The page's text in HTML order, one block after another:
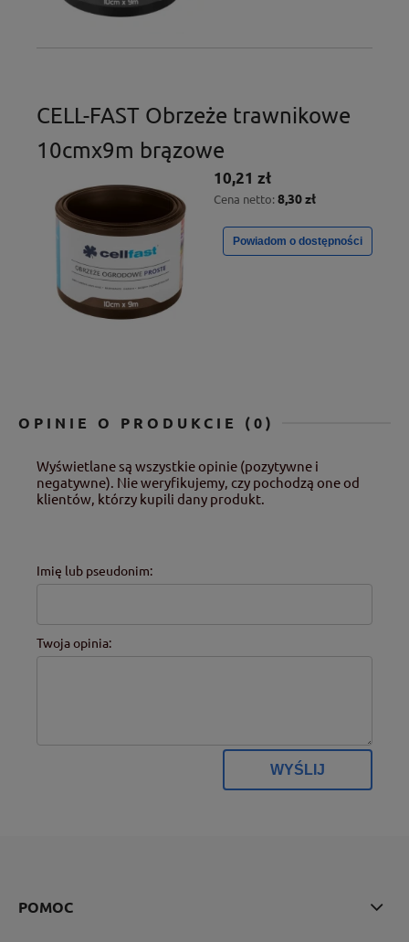
CELL-FAST Obrzeże trawnikowe
10cmx9m brązowe
10,21 zł
Cena netto: 8,30 zł
Powiadom o dostępności
OPINIE O PRODUKCIE (0)
Wyświetlane są wszystkie opinie (pozytywne i
negatywne). Nie weryfikujemy, czy pochodzą one od
klientów, którzy kupili dany produkt.
Imię lub pseudonim:
Twoja opinia:
WYŚLIJ
POMOC